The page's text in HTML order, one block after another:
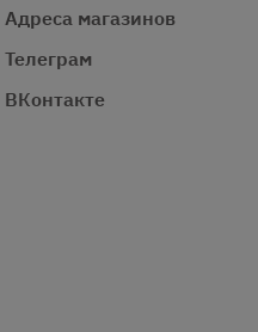
Адреса магазинов
Телеграм
ВКонтакте